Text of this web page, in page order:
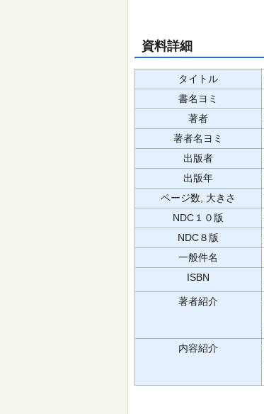
資料詳細
タイトル
書名ヨミ
著者
著者名ヨミ
出版者
出版年
ページ数, 大きさ
NDC１０版
NDC８版
一般件名
ISBN
著者紹介
内容紹介